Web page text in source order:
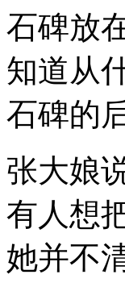
石碑放
知道从
石碑的
张大娘
有人想
她并不